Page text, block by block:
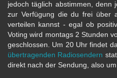
jedoch täglich abstimmen, denn
zur Verfügung die du frei über
verteilen kannst - egal ob
Voting wird montags 2 Stunden
geschlossen. Um 20 Uhr findet
übertragenden Radiosendern
direkt nach der Sendung, also